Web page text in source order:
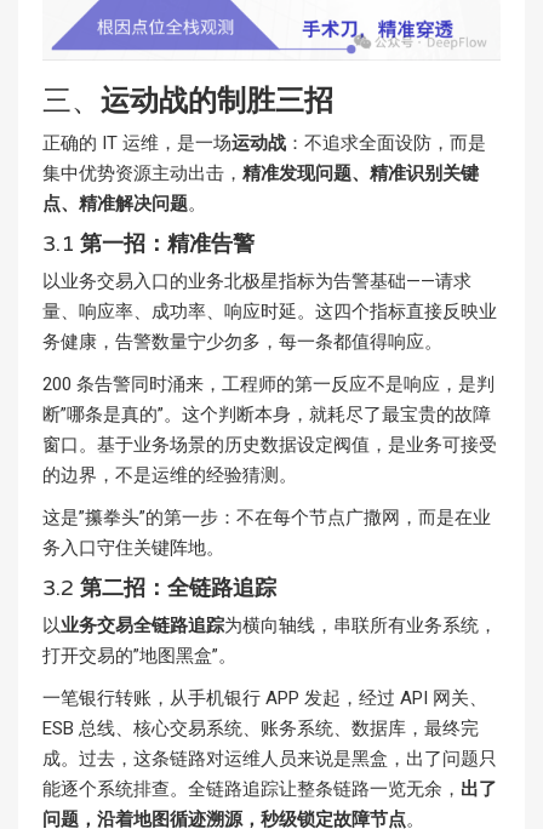
三、 运动战的制胜三招
正确的 IT 运维，是一场运动战 ：不追求全面设防，而是
集中优势资源主动出击， 精准发现问题、精准识别关键
点、精准解决问题。
3.1 第一招：精准告警
以业务交易入口的业务北极星指标为告警基础——请求
量、响应率、成功率、响应时延。这四个指标直接反映业
务健康，告警数量宁少勿多，每一条都值得响应。
200 条告警同时涌来，工程师的第一反应不是响应，是判
断”哪条是真的”。这个判断本身，就耗尽了最宝贵的故障
窗口。基于业务场景的历史数据设定阀值，是业务可接受
的边界，不是运维的经验猜测。
这是”攥拳头”的第一步：不在每个节点广撒网，而是在业
务入口守住关键阵地。
3.2 第二招：全链路追踪
以业务交易全链路追踪为横向轴线，串联所有业务系统，
打开交易的”地图黑盒”。
一笔银行转账，从手机银行 APP 发起，经过 API 网关、
ESB 总线、核心交易系统、账务系统、数据库，最终完
成。过去，这条链路对运维人员来说是黑盒，出了问题只
能逐个系统排查。全链路追踪让整条链路一览无余， 出了
问题，沿着地图循迹溯源，秒级锁定故障节点。